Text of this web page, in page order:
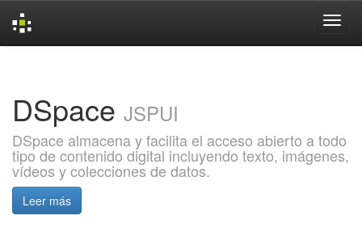
DSpace JSPUI
DSpace almacena y facilita el acceso abierto a todo
tipo de contenido digital incluyendo texto, imágenes,
vídeos y colecciones de datos.
Leer más